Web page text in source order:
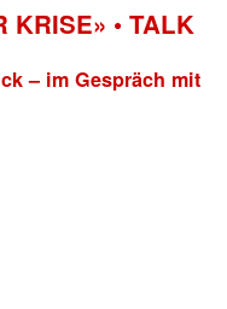
KRISE» • TALK
– im Gespräch mit